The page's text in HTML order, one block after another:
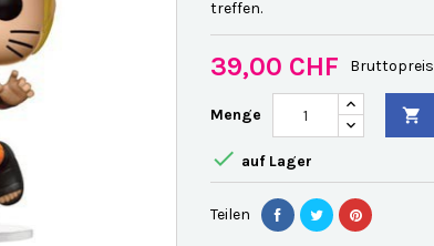
treffen.
39,00 CHF Bruttopreis
Menge 
 auf Lager
Teilen